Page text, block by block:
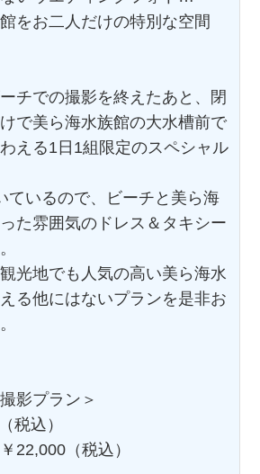
をお二人だけの特別な空間
チでの撮影を終えたあと、閉
で美ら海水族館の大水槽前で
える1日1組限定のスペシャル
ているので、ビーチと美ら海
た雰囲気のドレス＆タキシー
光地でも人気の高い美ら海水
る他にはないプランを是非お
影プラン＞
税込）
22,000（税込）